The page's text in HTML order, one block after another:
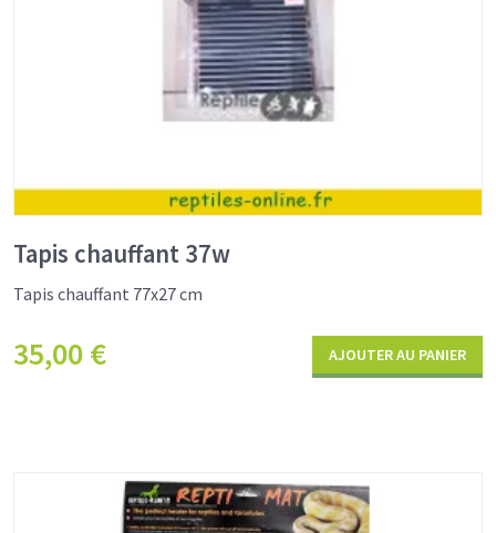
Tapis chauffant 37w
Tapis chauffant 77x27 cm
35,00€ AJOUTER AU PANIER